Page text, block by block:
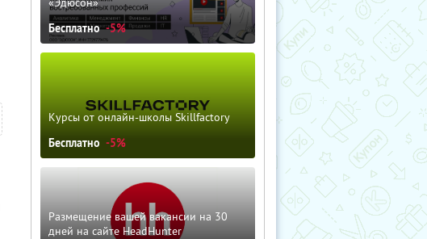
Бесплатно -5%
Курсы от онлайн-школы Skillfactory
Бесплатно -5%
Размещение вашей вакансии на 30
дней на сайте HeadHunter